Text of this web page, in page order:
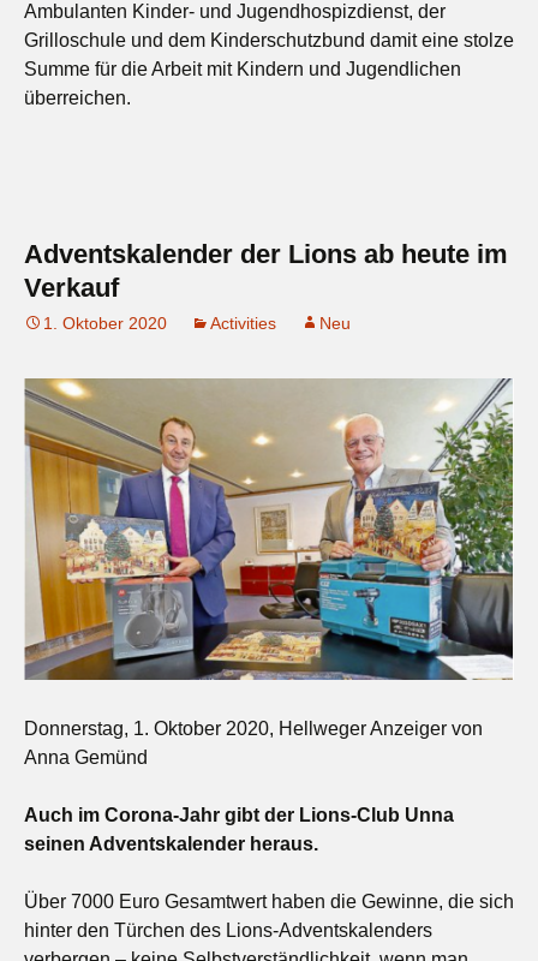
Ambulanten Kinder- und Jugendhospizdienst, der
Grilloschule und dem Kinderschutzbund damit eine stolze
Summe für die Arbeit mit Kindern und Jugendlichen
überreichen.
Adventskalender der Lions ab heute im
Verkauf
1. Oktober 2020 Activities Neu
Donnerstag, 1. Oktober 2020, Hellweger Anzeiger von
Anna Gemünd
Auch im Corona-Jahr gibt der Lions-Club Unna
seinen Adventskalender heraus.
Über 7000 Euro Gesamtwert haben die Gewinne, die sich
hinter den Türchen des Lions-Adventskalenders